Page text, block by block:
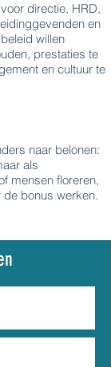
directie, HRD,
en
willen
prestaties te
en cultuur te
naar belonen:
als
mensen floreren,
de bonus werken.